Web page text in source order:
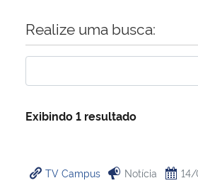
Ministério da Economia
Ministério da Infraestrutura
Ministério da Cidadania
Início do conteúdo
Realize uma busca:
Exibindo 1 resultado
TV Campus Notícia